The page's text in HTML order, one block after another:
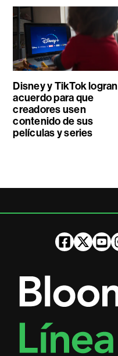
Disney y TikTok logran
acuerdo para que
creadores usen
contenido de sus
películas y series